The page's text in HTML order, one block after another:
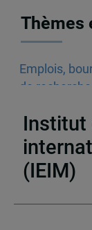
Thèmes
Emplois,
de
Institut
(IEIM)